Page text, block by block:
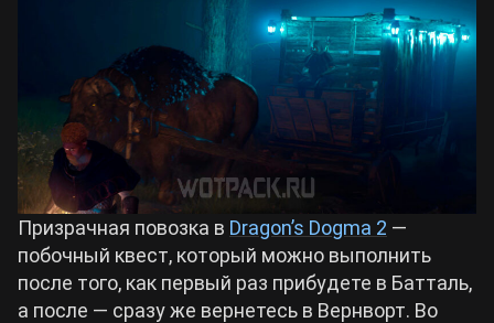
Crimson Desert
Zenless Zone Zero
Kingdom Come: Deliverance 2
Path of Exile 2
Билды Arknights: Endfield
Билды Wuthering Waves
Билды Cyberpunk 2077
Билды Path of Exile 2
Призрачная повозка в Dragon’s Dogma 2 —
побочный квест, который можно выполнить
после того, как первый раз прибудете в Батталь,
а после — сразу же вернетесь в Вернворт. Во